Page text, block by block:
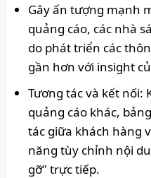
Gây ấn tượng mạnh
quảng cáo, các nhà
do phát triển các
gần hơn với insight
Tương tác và kết nối:
quảng cáo khác,
tác giữa khách hàng
năng tùy chỉnh nội
gỡ" trực tiếp.